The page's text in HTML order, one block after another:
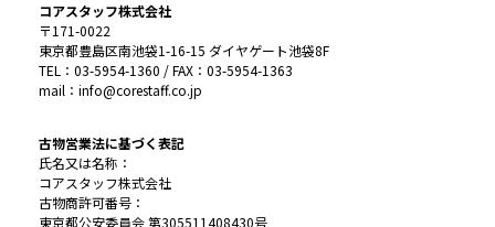
コアスタッフ株式会社
〒171-0022
東京都豊島区南池袋1-16-15 ダイヤゲート池袋8F
TEL：03-5954-1360 / FAX：03-5954-1363
mail：info@corestaff.co.jp
古物営業法に基づく表記
氏名又は名称：
コアスタッフ株式会社
古物商許可番号：
東京都公安委員会 第305511408430号